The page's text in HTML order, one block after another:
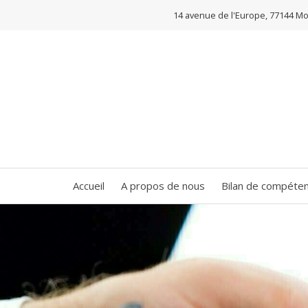
14 avenue de l'Europe, 77144
Accueil A propos de nous Bilan de